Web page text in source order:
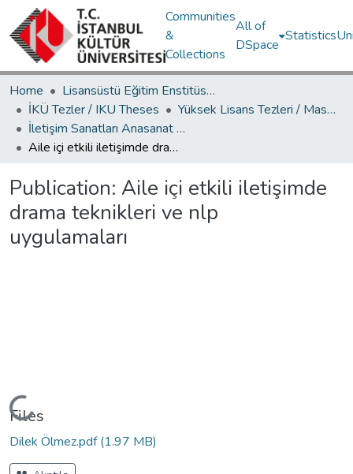
Communities
&
Collections
All of
DSpace
Statistics
Home
Lisansüstü Eğitim Enstitüsü / Postgraduate Education Institute
İKÜ Tezler / IKU Theses
Yüksek Lisans Tezleri / Master's Theses
İletişim Sanatları Anasanat Dalı / Communication Arts Department
Aile içi etkili iletişimde drama teknikleri ve nlp uygulamaları
Publication: Aile içi etkili iletişimde
drama teknikleri ve nlp
uygulamaları
Files
Dilek Ölmez.pdf(1.97 MB)